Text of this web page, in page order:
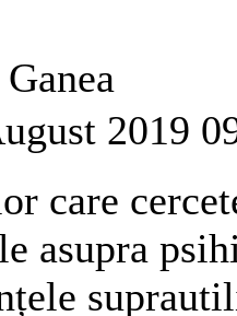
2019
care
asupra